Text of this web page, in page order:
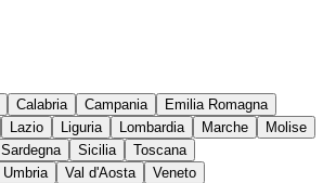
Calabria Campania
Emilia Romagna
Lazio Liguria Lombardia Marche
Molise
Sardegna Sicilia
Toscana
Umbria Val d'Aosta Veneto